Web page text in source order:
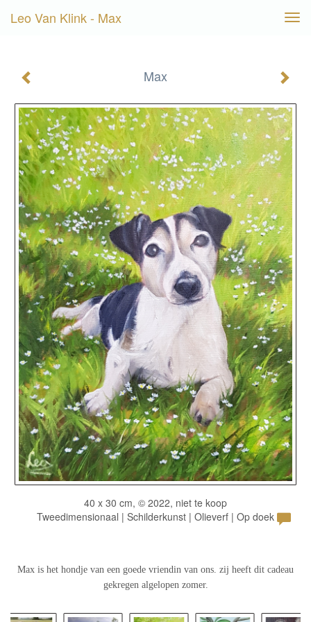
Leo Van Klink - Max
Max
40 x 30 cm, © 2022, niet te koop
Tweedimensionaal | Schilderkunst | Olieverf | Op doek
Max is het hondje van een goede vriendin van ons. zij heeft dit cadeau
gekregen algelopen zomer.